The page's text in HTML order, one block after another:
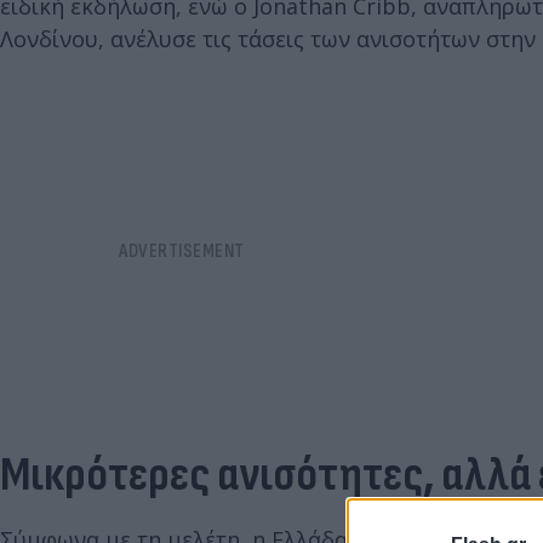
ειδική εκδήλωση, ενώ ο Jonathan Cribb,
Λονδίνου, ανέλυσε τις τάσεις των ανισοτήτων
Μικρότερες ανισότητες,